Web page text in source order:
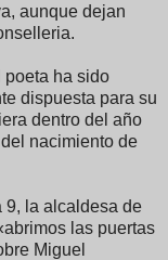
aunque dejan
poeta ha sido
dispuesta para su
dentro del año
nacimiento de
9, la alcaldesa de
las puertas
Miguel